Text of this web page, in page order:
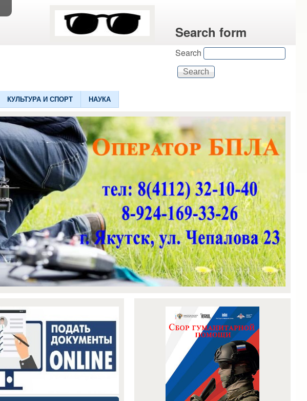
Search form
Search
КУЛЬТУРА И СПОРТ НАУКА